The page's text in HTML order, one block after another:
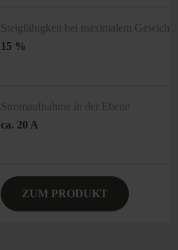
Steigfähigkeit bei maximalem Gewicht
15 %
Stromaufnahme in der Ebene
ca. 20 A
ZUM PRODUKT